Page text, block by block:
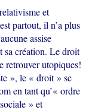
et
partout, il n’a plus
assise
sa création. Le droit
retrouver utopiques!
», le « droit » se
en tant qu’« ordre
» et